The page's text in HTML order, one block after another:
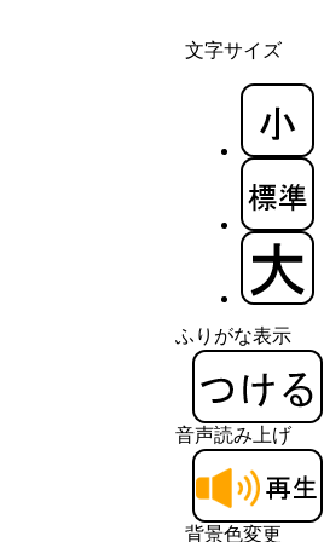
文字サイズ
ふりがな表示
音声読み上げ
背景色変更